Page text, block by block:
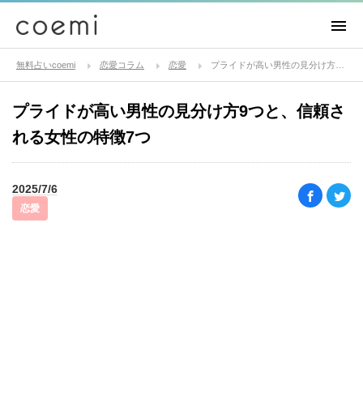
無料占いcoemi 恋愛コラム 恋愛
プライドが高い男性の見分け方9つと、信頼さ
れる女性の特徴7つ
2025/7/6
恋愛